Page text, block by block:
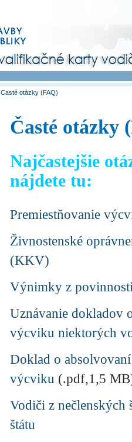
Časté otázky (FAQ)
Časté otázky
Najčastejšie
nájdete tu:
Premiestňovanie
Živnostenské
(KKV)
Výnimky z
Uznávanie dokladov
výcviku niektorých
Doklad o
výcviku (.pdf,1,5
Vodiči z nečlenských
štátu